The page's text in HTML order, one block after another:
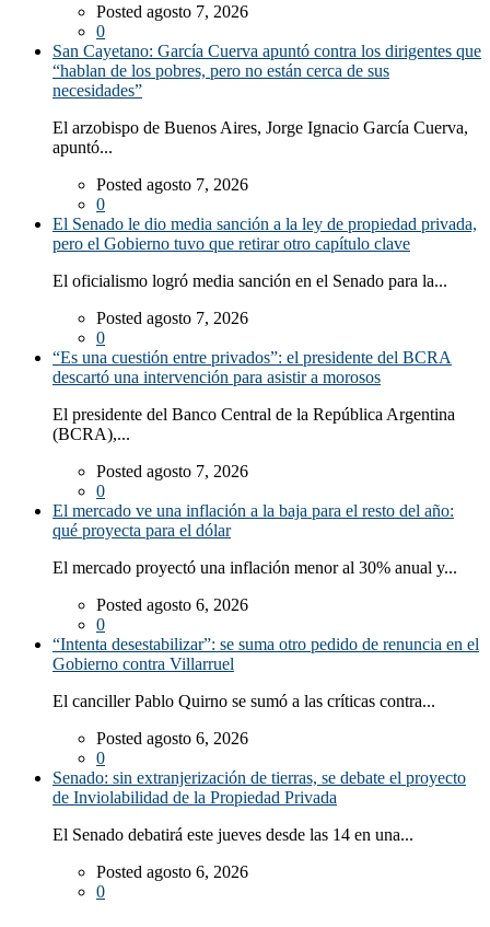
Posted agosto 7, 2026
0
San Cayetano: García Cuerva apuntó contra los dirigentes que
“hablan de los pobres, pero no están cerca de sus
necesidades”
El arzobispo de Buenos Aires, Jorge Ignacio García Cuerva,
apuntó...
Posted agosto 7, 2026
0
El Senado le dio media sanción a la ley de propiedad privada,
pero el Gobierno tuvo que retirar otro capítulo clave
El oficialismo logró media sanción en el Senado para la...
Posted agosto 7, 2026
0
“Es una cuestión entre privados”: el presidente del BCRA
descartó una intervención para asistir a morosos
El presidente del Banco Central de la República Argentina
(BCRA),...
Posted agosto 7, 2026
0
El mercado ve una inflación a la baja para el resto del año:
qué proyecta para el dólar
El mercado proyectó una inflación menor al 30% anual y...
Posted agosto 6, 2026
0
“Intenta desestabilizar”: se suma otro pedido de renuncia en el
Gobierno contra Villarruel
El canciller Pablo Quirno se sumó a las críticas contra...
Posted agosto 6, 2026
0
Senado: sin extranjerización de tierras, se debate el proyecto
de Inviolabilidad de la Propiedad Privada
El Senado debatirá este jueves desde las 14 en una...
Posted agosto 6, 2026
0